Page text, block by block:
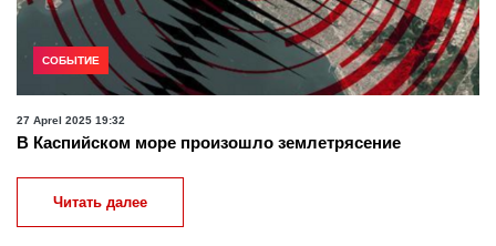
СОБЫТИЕ
27 Aprel 2025 19:32
В Каспийском море произошло землетрясение
Читать далее